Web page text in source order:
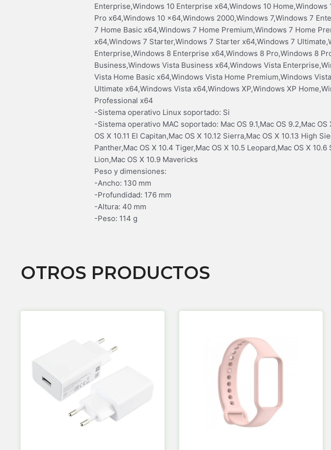
Enterprise,Windows 10 Enterprise x64,Windows 10
Pro x64,Windows 10 x64,Windows 2000,Windows 7,Windows 7
7 Home Basic x64,Windows 7 Home Premium,Windows 7 Home
x64,Windows 7 Starter,Windows 7 Starter x64,Windows 7
Enterprise,Windows 8 Enterprise x64,Windows 8 Pro,Windows 8
Business,Windows Vista Business x64,Windows Vista
Vista Home Basic x64,Windows Vista Home Premium,Windows
Ultimate x64,Windows Vista x64,Windows XP,Windows XP
Professional x64
-Sistema operativo Linux soportado: Si
-Sistema operativo MAC soportado: Mac OS 9.1,Mac OS 9.2,Mac
OS X 10.11 El Capitan,Mac OS X 10.12 Sierra,Mac OS X 10.13 High
Panther,Mac OS X 10.4 Tiger,Mac OS X 10.5 Leopard,Mac OS X
Lion,Mac OS X 10.9 Mavericks
Peso y dimensiones:
-Ancho: 130 mm
-Profundidad: 176 mm
-Altura: 40 mm
-Peso: 114 g
OTROS PRODUCTOS